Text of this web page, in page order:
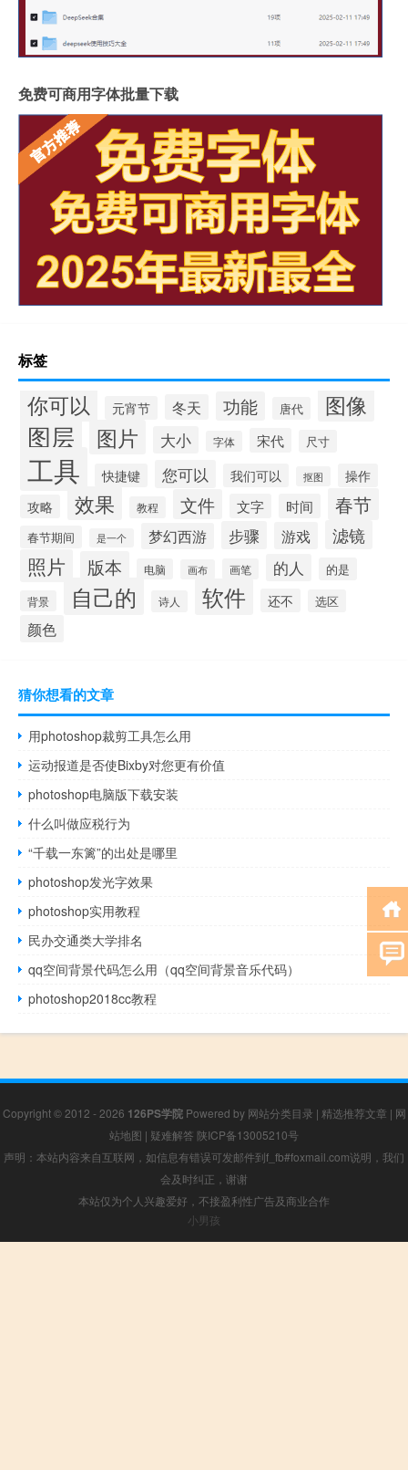
免费可商用字体批量下载
标签
你可以 元宵节 冬天 功能 唐代 图像
图层 图片 大小 字体 宋代 尺寸
工具 快捷键 您可以 我们可以 抠图
操作
攻略
效果 教程 文件 文字 时间 春节
春节期间 是一个 梦幻西游 步骤 游戏 滤镜
照片 版本 电脑 画布 画笔 的人 的是
背景 自己的 诗人 软件 还不 选区
颜色
猜你想看的文章
用photoshop裁剪工具怎么用
运动报道是否使Bixby对您更有价值
photoshop电脑版下载安装
什么叫做应税行为
“千载一东篱”的出处是哪里
photoshop发光字效果
photoshop实用教程
民办交通类大学排名
qq空间背景代码怎么用（qq空间背景音乐代码）
photoshop2018cc教程
Copyright © 2012 - 2026 126PS学院Powered by 网站分类目录 | 精选推荐文章 | 网
站地图 | 疑难解答 陕ICP备13005210号
声明：本站内容来自互联网，如信息有错误可发邮件到f_fb#foxmail.com说明，我们
会及时纠正，谢谢
本站仅为个人兴趣爱好，不接盈利性广告及商业合作
小男孩